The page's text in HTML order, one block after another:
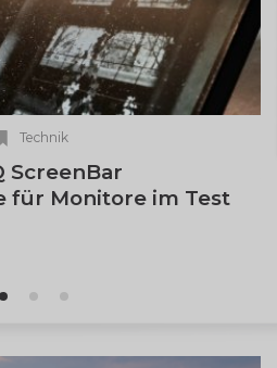
2019
PowerWave 7,5 Pad –
für iPhone X und Xs